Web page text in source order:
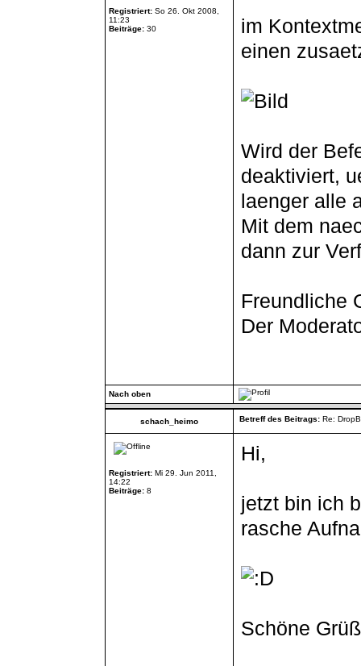
Registriert: So 26. Okt 2008,
11:23
Beiträge: 30
im
einen
Wird der
deaktiviert,
laenger alle
Mit dem
dann zur
Freundliche
Der
Nach oben
schach_heimo Betreff des Beitrags: Re:
Registriert: Mi 29. Jun 2011,
14:22
Beiträge: 8
Hi,
jetzt bin ich
rasche
Schöne